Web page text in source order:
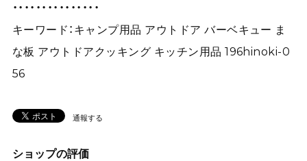
・・・・・・・・・・・・・・・
キーワード：キャンプ用品 アウトドア バーベキュー ま
な板 アウトドアクッキング キッチン用品 196hinoki-0
56
通報する
ショップの評価